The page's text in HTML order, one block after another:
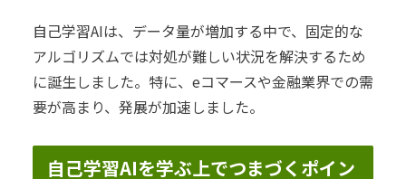
自己学習AIは、データ量が増加する中で、固定的な
アルゴリズムでは対処が難しい状況を解決するため
に誕生しました。特に、eコマースや金融業界での需
要が高まり、発展が加速しました。
自己学習AIを学ぶ上でつまづくポイン